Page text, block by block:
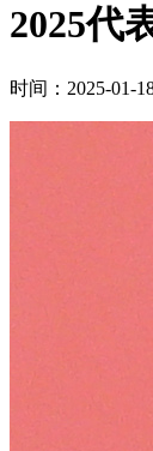
2025代
时间：2025-